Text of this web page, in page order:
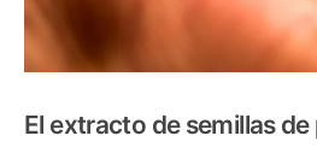
El extracto de semillas